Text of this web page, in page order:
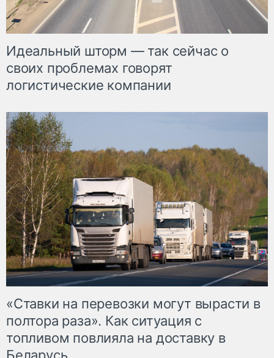
Идеальный шторм — так сейчас о
своих проблемах говорят
логистические компании
«Ставки на перевозки могут вырасти в
полтора раза». Как ситуация с
топливом повлияла на доставку в